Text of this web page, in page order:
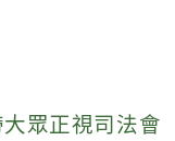
眾正視司法會